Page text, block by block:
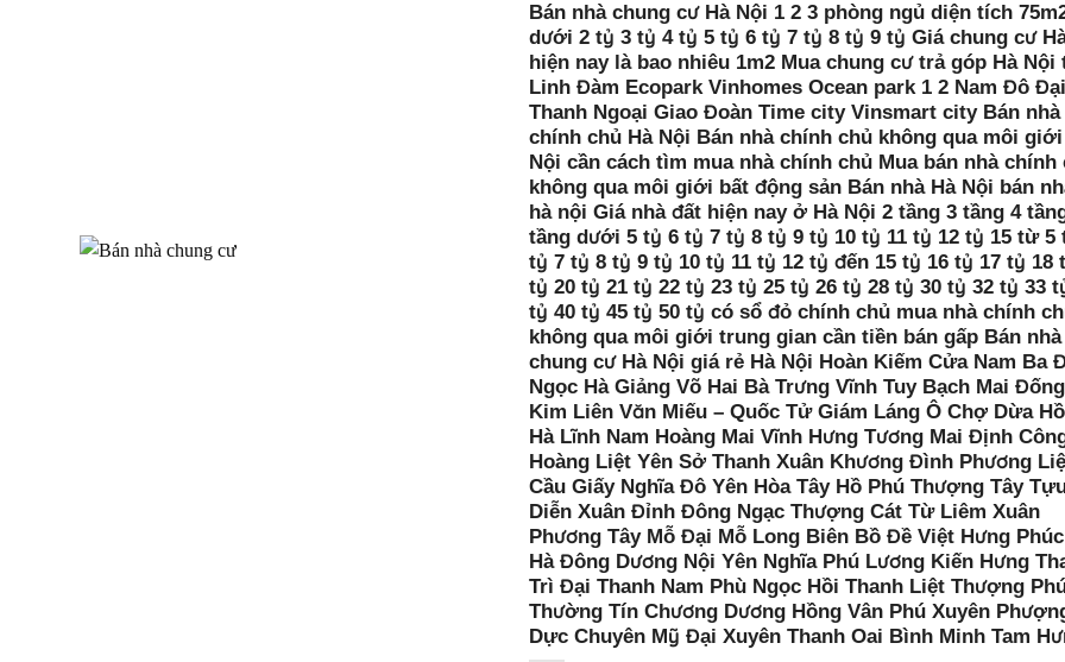
Bán nhà chung cư Hà Nội 1 2 3 phòng ngủ diện tích
dưới 2 tỷ 3 tỷ 4 tỷ 5 tỷ 6 tỷ 7 tỷ 8 tỷ 9 tỷ Giá chung cư
hiện nay là bao nhiêu 1m2 Mua chung cư trả góp Hà Nội
Linh Đàm Ecopark Vinhomes Ocean park 1 2 Nam Đô Đại
Thanh Ngoại Giao Đoàn Time city Vinsmart city Bán nhà
chính chủ Hà Nội Bán nhà chính chủ không qua môi giới
Nội cần cách tìm mua nhà chính chủ Mua bán nhà chính
không qua môi giới bất động sản Bán nhà Hà Nội bán
hà nội Giá nhà đất hiện nay ở Hà Nội 2 tầng 3 tầng 4
tầng dưới 5 tỷ 6 tỷ 7 tỷ 8 tỷ 9 tỷ 10 tỷ 11 tỷ 12 tỷ 15 từ 5
tỷ 7 tỷ 8 tỷ 9 tỷ 10 tỷ 11 tỷ 12 tỷ đến 15 tỷ 16 tỷ 17 tỷ 18
tỷ 20 tỷ 21 tỷ 22 tỷ 23 tỷ 25 tỷ 26 tỷ 28 tỷ 30 tỷ 32 tỷ 33
tỷ 40 tỷ 45 tỷ 50 tỷ có sổ đỏ chính chủ mua nhà chính
không qua môi giới trung gian cần tiền bán gấp Bán nhà
chung cư Hà Nội giá rẻ Hà Nội Hoàn Kiếm Cửa Nam Ba
Ngọc Hà Giảng Võ Hai Bà Trưng Vĩnh Tuy Bạch Mai
Kim Liên Văn Miếu – Quốc Tử Giám Láng Ô Chợ Dừa
Hà Lĩnh Nam Hoàng Mai Vĩnh Hưng Tương Mai Định
Hoàng Liệt Yên Sở Thanh Xuân Khương Đình Phương
Cầu Giấy Nghĩa Đô Yên Hòa Tây Hồ Phú Thượng Tây
Diễn Xuân Đỉnh Đông Ngạc Thượng Cát Từ Liêm Xuân
Phương Tây Mỗ Đại Mỗ Long Biên Bồ Đề Việt Hưng
Hà Đông Dương Nội Yên Nghĩa Phú Lương Kiến Hưng
Trì Đại Thanh Nam Phù Ngọc Hồi Thanh Liệt Thượng
Thường Tín Chương Dương Hồng Vân Phú Xuyên
Dực Chuyên Mỹ Đại Xuyên Thanh Oai Bình Minh Tam